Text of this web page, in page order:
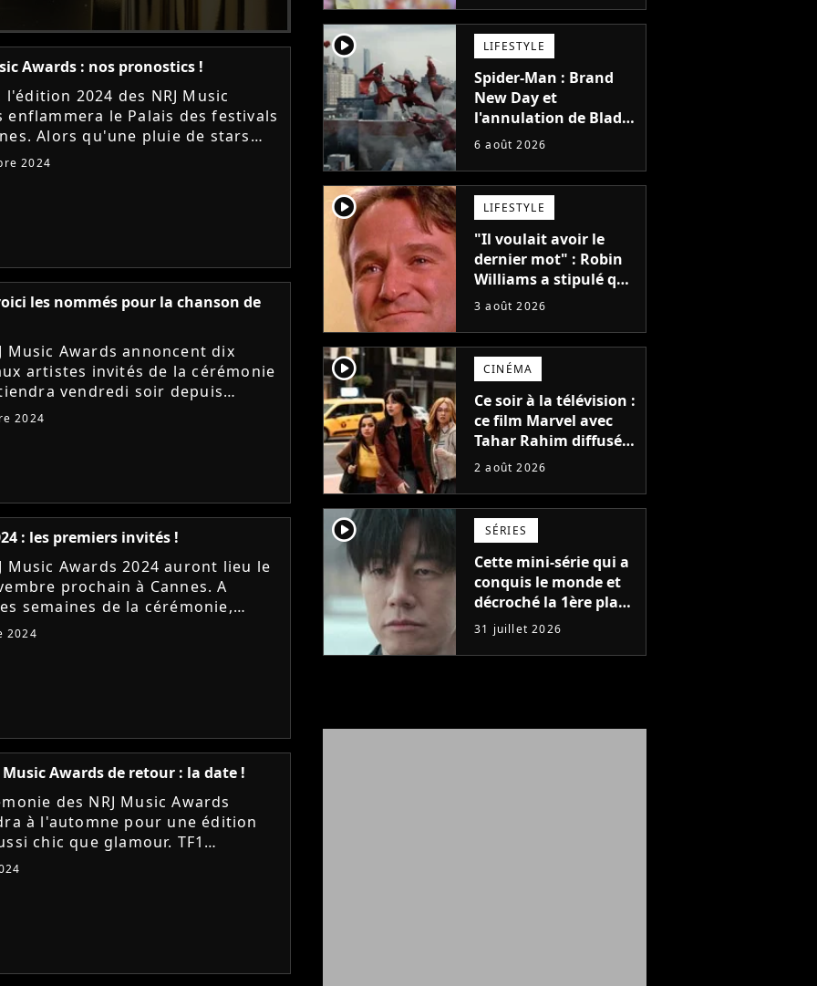
Awards : nos pronostics !
l'édition 2024 des NRJ Music
enflammera le Palais des festivals
Alors qu'une pluie de stars
sur TF1, qui raflera le
2024
les nommés pour la chanson de
Music Awards annoncent dix
artistes invités de la cérémonie
vendredi soir depuis
En plus, les nommés pour la
2024
: les premiers invités !
Music Awards 2024 auront lieu le
prochain à Cannes. A
semaines de la cérémonie,
le nom des premiers invités,
2024
Music Awards de retour : la date !
des NRJ Music Awards
à l'automne pour une édition
chic que glamour. TF1
le retour de l'émission, dont on
la date de diffusion....
player2 LIFESTYLE
Spider-Man : Brand
New Day et
l'annulation de Blade
montrent que Marvel
faire quoi que ce soit
de simple
6 août 2026
player2 LIFESTYLE
"Il voulait avoir le
dernier mot" : Robin
Williams a stipulé que
sa voix ne pourrait
2039, pourtant Disney
possède des
enregistrements
inédits
3 août 2026
player2 CINÉMA
Ce soir à la télévision :
ce film Marvel avec
Tahar Rahim diffusé
pour la toute
France
2 août 2026
player2 SÉRIES
Cette mini-série qui a
conquis le monde et
décroché la 1ère place
sur Netflix dans 45
pays : elle ne compte
que 10 épisodes et
31 juillet 2026